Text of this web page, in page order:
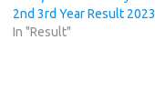
2nd 3rd Year Result 2023
In "Result"